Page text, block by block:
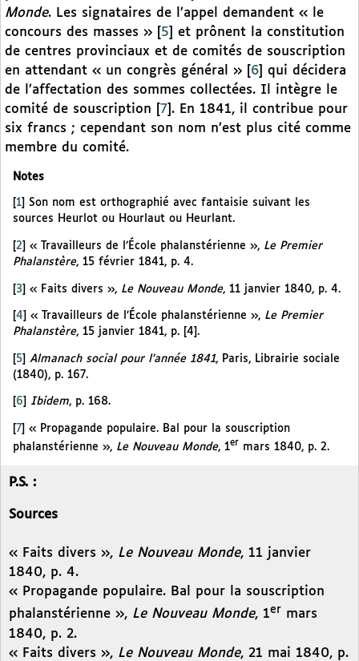
Monde. Les signataires de l’appel demandent « le
concours des masses »
5
et prônent la constitution
de centres provinciaux et de comités de souscription
en attendant « un congrès général »
6
qui décidera
de l’affectation des sommes collectées. Il intègre le
comité de souscription
7 . En 1841, il contribue pour
six francs ; cependant son nom n’est plus cité comme
membre du comité.
Notes
1
Son nom est orthographié avec fantaisie suivant les
sources Heurlot ou Hourlaut ou Heurlant.
2 « Travailleurs de l’École phalanstérienne », Le Premier
Phalanstère, 15 février 1841, p. 4.
[3] « Faits divers », Le Nouveau Monde, 11 janvier 1840, p. 4.
4 « Travailleurs de l’École phalanstérienne », Le Premier
Phalanstère, 15 janvier 1841, p. [4].
[5] Almanach social pour l’année 1841, Paris, Librairie sociale
(1840), p. 167.
6 Ibidem, p. 168.
7
« Propagande populaire. Bal pour la souscription
phalanstérienne », Le Nouveau Monde, 1er mars 1840, p. 2.
P.S. :
Sources
« Faits divers », Le Nouveau Monde, 11 janvier
1840, p. 4.
« Propagande populaire. Bal pour la souscription
phalanstérienne », Le Nouveau Monde, 1er mars
1840, p. 2.
« Faits divers », Le Nouveau Monde, 21 mai 1840, p.